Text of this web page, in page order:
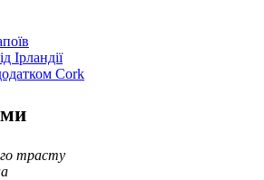
Ірландії
Cork
трасту